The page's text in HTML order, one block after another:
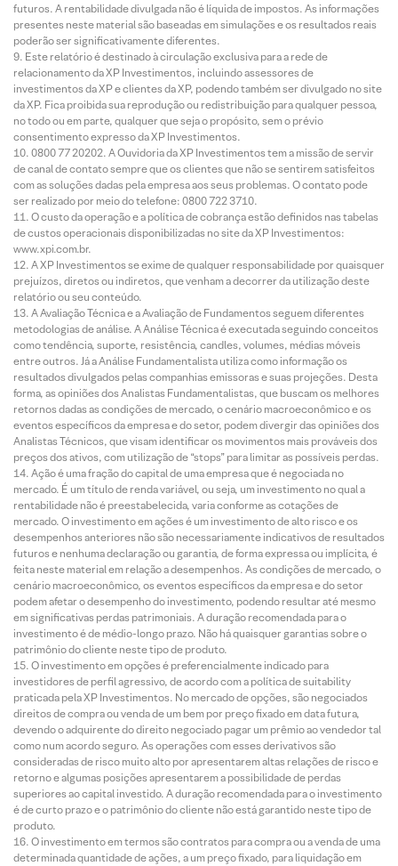
futuros. A rentabilidade divulgada não é líquida de impostos. As informações
presentes neste material são baseadas em simulações e os resultados reais
poderão ser significativamente diferentes.
Este relatório é destinado à circulação exclusiva para a rede de
relacionamento da XP Investimentos, incluindo assessores de
investimentos da XP e clientes da XP, podendo também ser divulgado no site
da XP. Fica proibida sua reprodução ou redistribuição para qualquer pessoa,
no todo ou em parte, qualquer que seja o propósito, sem o prévio
consentimento expresso da XP Investimentos.
0800 77 20202. A Ouvidoria da XP Investimentos tem a missão de servir
de canal de contato sempre que os clientes que não se sentirem satisfeitos
com as soluções dadas pela empresa aos seus problemas. O contato pode
ser realizado por meio do telefone: 0800 722 3710.
O custo da operação e a política de cobrança estão definidos nas tabelas
de custos operacionais disponibilizadas no site da XP Investimentos:
www.xpi.com.br.
A XP Investimentos se exime de qualquer responsabilidade por quaisquer
prejuízos, diretos ou indiretos, que venham a decorrer da utilização deste
relatório ou seu conteúdo.
A Avaliação Técnica e a Avaliação de Fundamentos seguem diferentes
metodologias de análise. A Análise Técnica é executada seguindo conceitos
como tendência, suporte, resistência, candles, volumes, médias móveis
entre outros. Já a Análise Fundamentalista utiliza como informação os
resultados divulgados pelas companhias emissoras e suas projeções. Desta
forma, as opiniões dos Analistas Fundamentalistas, que buscam os melhores
retornos dadas as condições de mercado, o cenário macroeconômico e os
eventos específicos da empresa e do setor, podem divergir das opiniões dos
Analistas Técnicos, que visam identificar os movimentos mais prováveis dos
preços dos ativos, com utilização de “stops” para limitar as possíveis perdas.
Ação é uma fração do capital de uma empresa que é negociada no
mercado. É um título de renda variável, ou seja, um investimento no qual a
rentabilidade não é preestabelecida, varia conforme as cotações de
mercado. O investimento em ações é um investimento de alto risco e os
desempenhos anteriores não são necessariamente indicativos de resultados
futuros e nenhuma declaração ou garantia, de forma expressa ou implícita, é
feita neste material em relação a desempenhos. As condições de mercado, o
cenário macroeconômico, os eventos específicos da empresa e do setor
podem afetar o desempenho do investimento, podendo resultar até mesmo
em significativas perdas patrimoniais. A duração recomendada para o
investimento é de médio-longo prazo. Não há quaisquer garantias sobre o
patrimônio do cliente neste tipo de produto.
O investimento em opções é preferencialmente indicado para
investidores de perfil agressivo, de acordo com a política de suitability
praticada pela XP Investimentos. No mercado de opções, são negociados
direitos de compra ou venda de um bem por preço fixado em data futura,
devendo o adquirente do direito negociado pagar um prêmio ao vendedor tal
como num acordo seguro. As operações com esses derivativos são
consideradas de risco muito alto por apresentarem altas relações de risco e
retorno e algumas posições apresentarem a possibilidade de perdas
superiores ao capital investido. A duração recomendada para o investimento
é de curto prazo e o patrimônio do cliente não está garantido neste tipo de
produto.
O investimento em termos são contratos para compra ou a venda de uma
determinada quantidade de ações, a um preço fixado, para liquidação em